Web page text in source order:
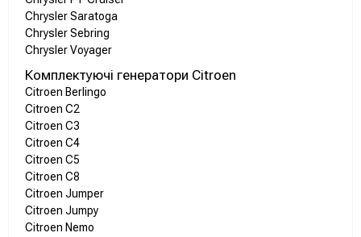
Chrysler Saratoga
Chrysler Sebring
Chrysler Voyager
Комплектуючі генератори Citroen
Citroen Berlingo
Citroen C2
Citroen C3
Citroen C4
Citroen C5
Citroen C8
Citroen Jumper
Citroen Jumpy
Citroen Nemo